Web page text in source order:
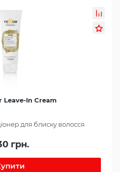
Leave-In Cream
для блиску волосся
грн.